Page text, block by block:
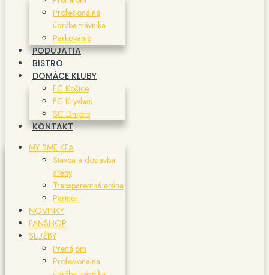
Profesionálna
údržba trávnika
Parkovanie
PODUJATIA
BISTRO
DOMÁCE KLUBY
FC Košice
FC Kryvbas
SC Dnipro
KONTAKT
MY SME KFA
Stavba a dostavba
arény
Transparentná aréna
Partneri
NOVINKY
FANSHOP
SLUŽBY
Prenájom
Profesionálna